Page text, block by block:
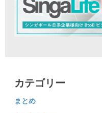
カテゴリー
まとめ